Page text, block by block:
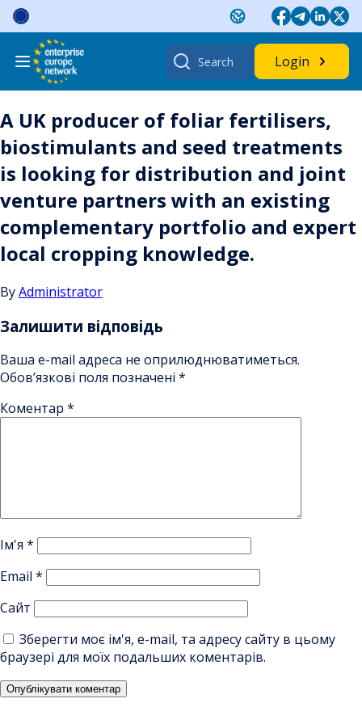
Skip
content
Search
for:
Login
A UK producer of foliar fertilisers,
biostimulants and seed treatments
is looking for distribution and joint
venture partners with an existing
complementary portfolio and expert
local cropping knowledge.
ByAdministrator
Залишити відповідь
Ваша e-mail адреса не оприлюднюватиметься.
Обов’язкові поля позначені *
Коментар *
Ім'я *
Email *
Сайт
Зберегти моє ім'я, e-mail, та адресу сайту в цьому
браузері для моїх подальших коментарів.